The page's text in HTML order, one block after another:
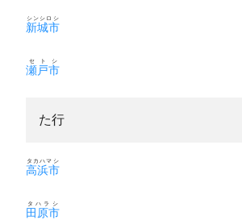
新城市
シンシロシ
瀬戸市
セトシ
た行
高浜市
タカハマシ
田原市
タハラシ